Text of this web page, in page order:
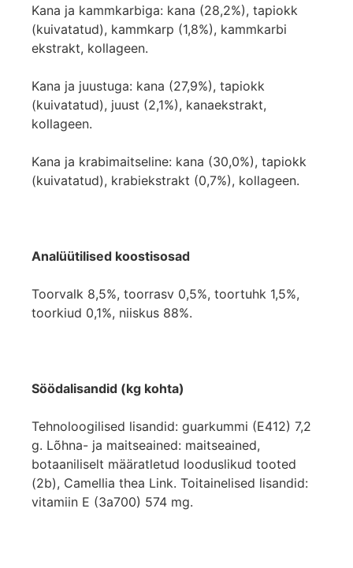
Kana ja kammkarbiga: kana (28,2%), tapiokk
(kuivatatud), kammkarp (1,8%), kammkarbi
ekstrakt, kollageen.
Kana ja juustuga: kana (27,9%), tapiokk
(kuivatatud), juust (2,1%), kanaekstrakt,
kollageen.
Kana ja krabimaitseline: kana (30,0%), tapiokk
(kuivatatud), krabiekstrakt (0,7%), kollageen.
Analüütilised koostisosad
Toorvalk 8,5%, toorrasv 0,5%, toortuhk 1,5%,
toorkiud 0,1%, niiskus 88%.
Söödalisandid (kg kohta)
Tehnoloogilised lisandid: guarkummi (E412) 7,2
g. Lõhna- ja maitseained: maitseained,
botaaniliselt määratletud looduslikud tooted
(2b), Camellia thea Link. Toitainelised lisandid:
vitamiin E (3a700) 574 mg.